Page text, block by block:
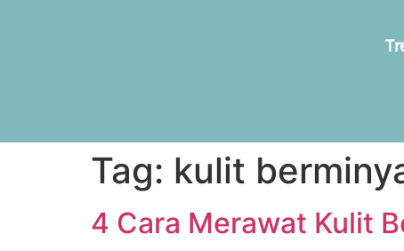
Tag: kulit
4 Cara Merawat Kulit